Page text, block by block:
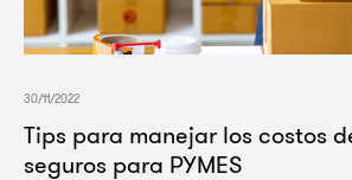
Tips para manejar los costos
seguros para PYMES
30/11/2022